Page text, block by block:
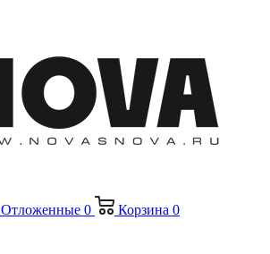
Отложенные 0 Корзина 0